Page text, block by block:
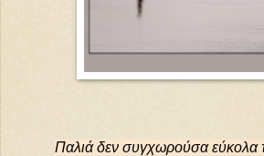
Παλιά δεν συγχωρούσα εύκολα